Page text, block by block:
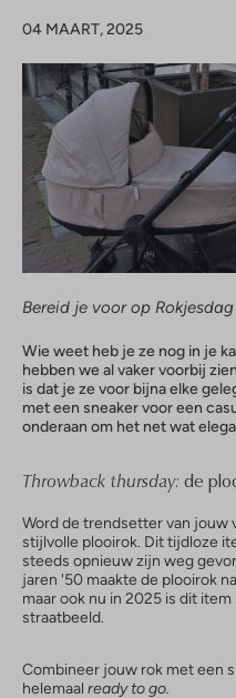
04 MAART, 2025
Bereid je voor op
Wie weet heb je ze nog in je
hebben we al vaker voorbij
is dat je ze voor bijna elke
met een sneaker voor een
onderaan om het net wat
Throwback thursday: de
Word de trendsetter van jouw
stijlvolle plooirok. Dit tijdloze
steeds opnieuw zijn weg
jaren '50 maakte de plooirok
maar ook nu in 2025 is dit
straatbeeld.
Combineer jouw rok met een
helemaal ready to go.